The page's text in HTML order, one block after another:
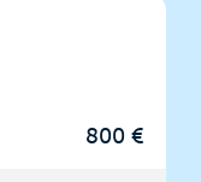
800 €